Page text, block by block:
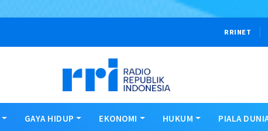
RRINET
GAYA HIDUP EKONOMI HUKUM PIALA